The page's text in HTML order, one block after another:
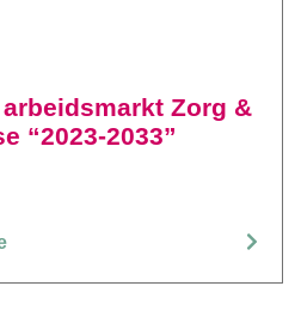
Zorg &
“2023-2033”